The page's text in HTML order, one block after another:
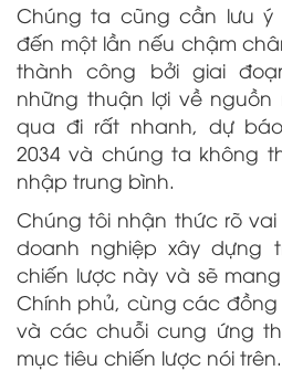
Chúng ta cũng cần lưu
đến một lần nếu chậm
thành công bởi giai
những thuận lợi về
qua đi rất nhanh, dự
2034 và chúng ta không
nhập trung bình.
Chúng tôi nhận thức rõ
doanh nghiệp xây dựng
chiến lược này và sẽ
Chính phủ, cùng các
và các chuỗi cung ứng
mục tiêu chiến lược nói trên.